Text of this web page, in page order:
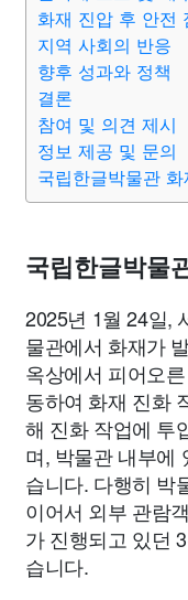
화재 진압 후 안전
지역 사회의 반응
향후 성과와 정책
결론
참여 및 의견 제시
정보 제공 및 문의
국립한글박물관
국립한글박물
2025년 1월 24일,
물관에서 화재가
옥상에서 피어오
동하여 화재 진화
해 진화 작업에 투
며, 박물관 내부에
습니다. 다행히 박
이어서 외부 관람
가 진행되고 있던
습니다.